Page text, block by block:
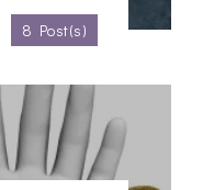
8 Post(s)